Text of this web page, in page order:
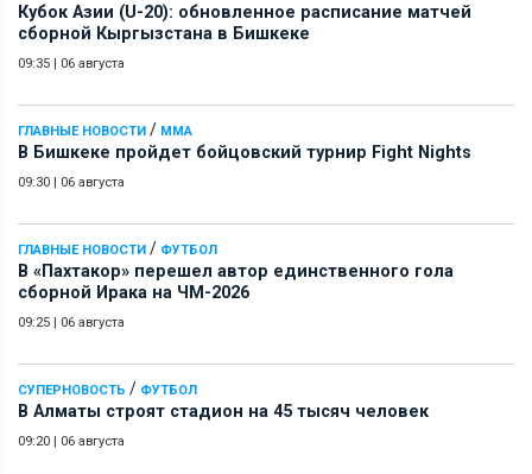
Кубок Азии (U-20): обновленное расписание матчей
сборной Кыргызстана в Бишкеке
09:35 | 06 августа
ГЛАВНЫЕ НОВОСТИ / ММА
В Бишкеке пройдет бойцовский турнир Fight Nights
09:30 | 06 августа
ГЛАВНЫЕ НОВОСТИ / ФУТБОЛ
В «Пахтакор» перешел автор единственного гола
сборной Ирака на ЧМ-2026
09:25 | 06 августа
СУПЕРНОВОСТЬ / ФУТБОЛ
В Алматы строят стадион на 45 тысяч человек
09:20 | 06 августа